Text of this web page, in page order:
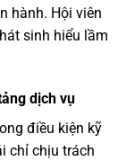
hành. Hội viên
sinh hiểu lầm
dịch vụ
điều kiện kỹ
chỉ chịu trách